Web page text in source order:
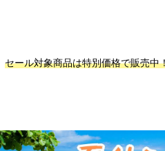
セール対象商品は特別価格で販売